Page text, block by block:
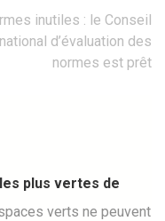
inutiles : le Conseil
national d’évaluation des
normes est prêt
plus vertes de
verts ne peuvent